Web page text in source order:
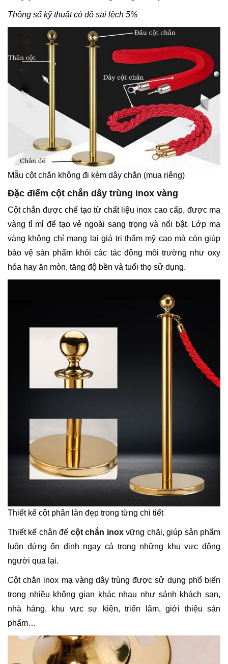
Thông số kỹ thuật có độ sai lệch 5%
Mẫu cột chắn không đi kèm dây chắn (mua riêng)
Đặc điểm cột chắn dây trùng inox vàng
Cột chắn được chế tạo từ chất liệu inox cao cấp, được mạ
vàng tỉ mỉ để tạo vẻ ngoài sang trọng và nổi bật. Lớp mạ
vàng không chỉ mang lại giá trị thẩm mỹ cao mà còn giúp
bảo vệ sản phẩm khỏi các tác động môi trường như oxy
hóa hay ăn mòn, tăng độ bền và tuổi thọ sử dụng.
Thiết kế cột phân làn đẹp trong từng chi tiết
Thiết kế chân đế cột chắn inoxvững chãi, giúp sản phẩm
luôn đứng ổn định ngay cả trong những khu vực đông
người qua lại.
Cột chắn inox mạ vàng dây trùng được sử dụng phổ biến
trong nhiều không gian khác nhau như sảnh khách sạn,
nhà hàng, khu vực sự kiện, triển lãm, giới thiệu sản
phẩm…